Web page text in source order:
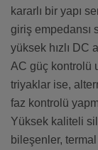
kararlı bir yapı
giriş empedansı
yüksek hızlı DC
AC güç kontrolü
triyaklar ise,
faz kontrolü
Yüksek kaliteli
bileşenler, termal